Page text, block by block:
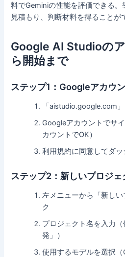
料でGeminiの性能を評価できる
見積もり、判断材料を得ることが
Google AI Studioの
ら開始まで
ステップ1：Googleアカウ
「aistudio.google.com
Googleアカウントでサ
カウントでOK）
利用規約に同意してダ
ステップ2：新しいプロジェ
左メニューから「新し
ク
プロジェクト名を入力
発」）
使用するモデルを選択